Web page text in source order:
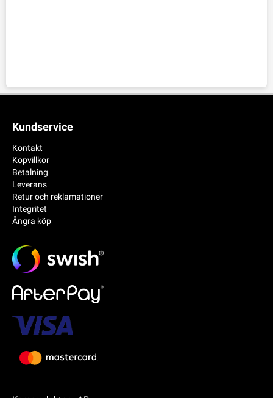
Kundservice
Kontakt
Köpvillkor
Betalning
Leverans
Retur och reklamationer
Integritet
Ångra köp